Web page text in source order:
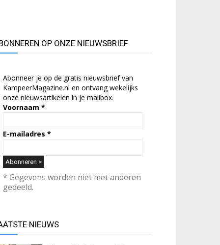
OP ONZE NIEUWSBRIEF
Abonneer je op de gratis nieuwsbrief van
KampeerMagazine.nl en ontvang wekelijks
onze nieuwsartikelen in je mailbox.
Voornaam *
E-mailadres *
* Gegevens worden niet met anderen
gedeeld.
NIEUWS